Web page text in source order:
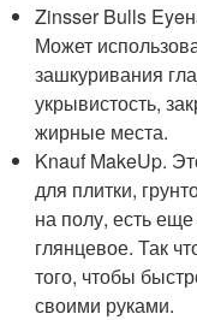
Zinsser Bulls
Может
зашкуривания
укрывистость,
жирные места.
Knauf MakeUp.
для плитки,
на полу, есть
глянцевое. Так
того, чтобы
своими руками.